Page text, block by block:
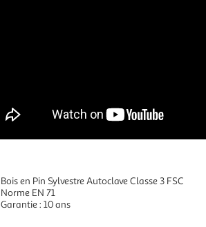
Bois en Pin Sylvestre Autoclave Classe 3 FSC
Norme EN 71
Garantie : 10 ans